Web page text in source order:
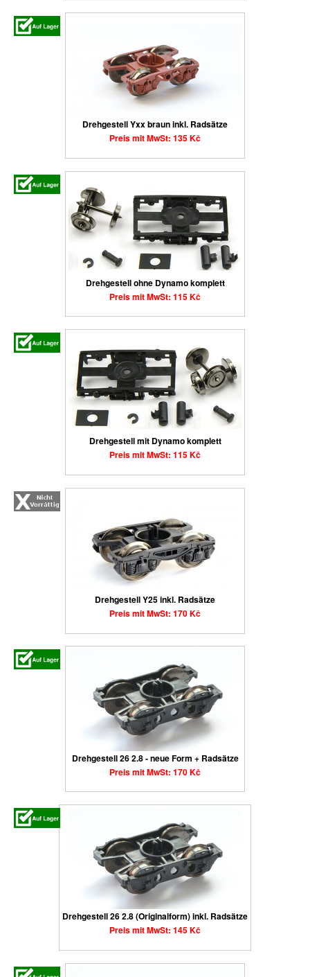
Drehgestell Yxx braun inkl. Radsätze
Preis mit MwSt: 135 Kč
Drehgestell ohne Dynamo komplett
Preis mit MwSt: 115 Kč
Drehgestell mit Dynamo komplett
Preis mit MwSt: 115 Kč
Drehgestell Y25 inkl. Radsätze
Preis mit MwSt: 170 Kč
Drehgestell 26 2.8 - neue Form + Radsätze
Preis mit MwSt: 170 Kč
Drehgestell 26 2.8 (Originalform) inkl. Radsätze
Preis mit MwSt: 145 Kč